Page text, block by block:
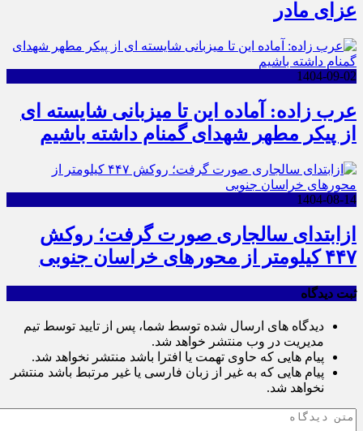
عزای مادر
1404-09-02
عرب زاده: آماده این تا میزبانی شایسته ای
از پیکر مطهر شهدای گمنام داشته باشیم
1404-08-14
ازابتدای سالجاری صورت گرفت؛ روکش
۴۴۷ کیلومتر از محورهای خراسان جنوبی
ثبت دیدگاه
دیدگاه های ارسال شده توسط شما، پس از تایید توسط تیم
مدیریت در وب منتشر خواهد شد.
پیام هایی که حاوی تهمت یا افترا باشد منتشر نخواهد شد.
پیام هایی که به غیر از زبان فارسی یا غیر مرتبط باشد منتشر
نخواهد شد.